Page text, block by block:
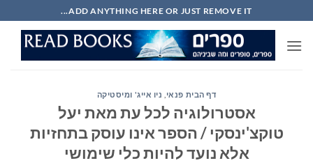
to
content
ADD ANYTHING HERE OR JUST REMOVE IT...
דף הבית פנאי ניו אייג' ומיסטיקה
אסטרולוגיה לכל עת מאת יעל
טוקצ'ינסקי / הספר אינו עוסק בתחזיות
אלא נועד להיות כלי שימושי